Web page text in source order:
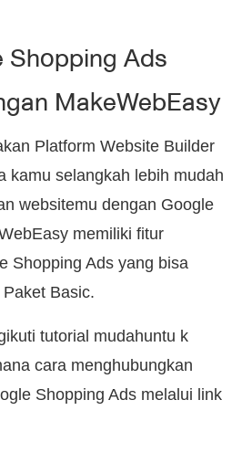
Ads
MakeWebEasy
Platform Website Builder
kamu selangkah lebih mudah
websitemu dengan Google
memiliki fitur
Shopping Ads yang bisa
Basic.
tutorial mudahuntu k
cara menghubungkan
Shopping Ads melalui link